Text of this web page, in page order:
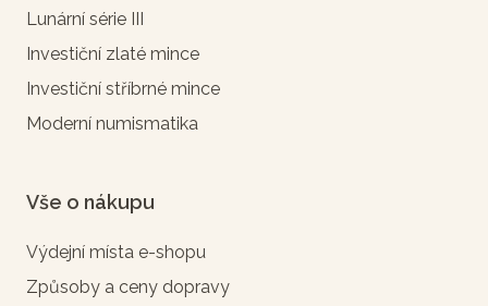
Lunární série III
Investiční zlaté mince
Investiční stříbrné mince
Moderní numismatika
Vše o nákupu
Výdejní místa e-shopu
Způsoby a ceny dopravy